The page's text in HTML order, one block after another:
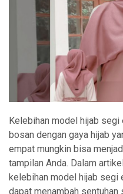
Kelebihan model hijab segi
bosan dengan gaya hijab
empat mungkin bisa
tampilan Anda. Dalam
kelebihan model hijab segi
dapat menambah